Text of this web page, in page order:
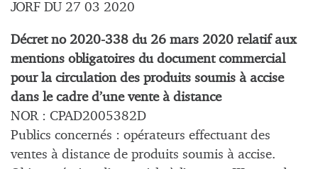
JORF DU 27 03 2020
Décret no 2020-338 du 26 mars 2020 relatif aux
mentions obligatoires du document commercial
pour la circulation des produits soumis à accise
dans le cadre d’une vente à distance
NOR : CPAD2005382D
Publics concernés : opérateurs effectuant des
ventes à distance de produits soumis à accise.